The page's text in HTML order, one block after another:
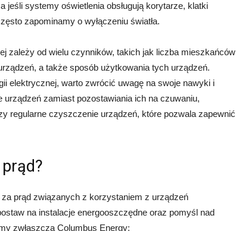
jeśli systemy oświetlenia obsługują korytarze, klatki
zapominamy o wyłączeniu światła.
zależy od wielu czynników, takich jak liczba mieszkańców
a także sposób użytkowania tych urządzeń.
elektrycznej, warto zwrócić uwagę na swoje nawyki i
zamiast pozostawiania ich na czuwaniu,
regularne czyszczenie urządzeń, które pozwala zapewnić
prąd związanych z korzystaniem z urządzeń
na instalacje energooszczędne oraz pomyśl nad
zwłaszcza Columbus Energy: